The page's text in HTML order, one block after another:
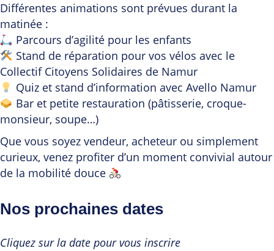
Différentes animations sont prévues durant la
matinée :
Parcours d’agilité pour les enfants
Stand de réparation pour vos vélos avec le
Collectif Citoyens Solidaires de Namur
Quiz et stand d’information avec Avello Namur
Bar et petite restauration (pâtisserie, croque-
monsieur, soupe…)
Que vous soyez vendeur, acheteur ou simplement
curieux, venez profiter d’un moment convivial autour
de la mobilité douce
Nos prochaines dates
Cliquez sur la date pour vous inscrire